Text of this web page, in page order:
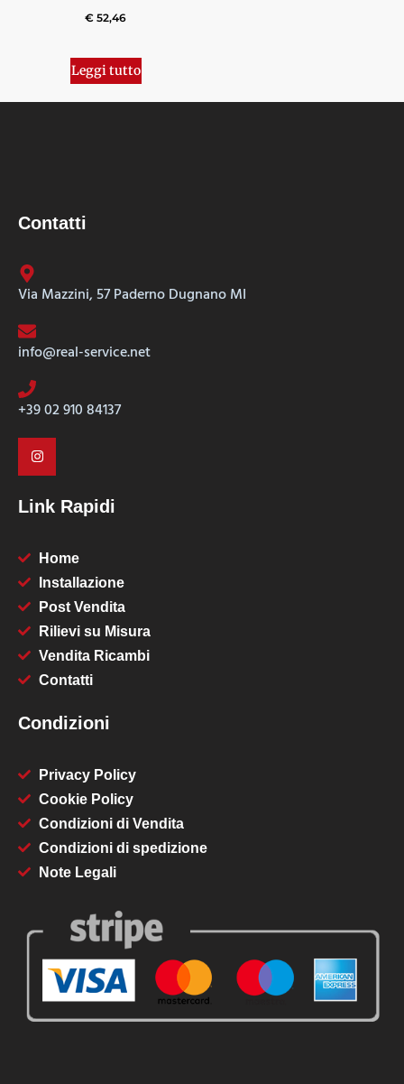
€ 52,46
Leggi tutto
Contatti
Via Mazzini, 57 Paderno Dugnano MI
info@real-service.net
+39 02 910 84137
Link Rapidi
Home
Installazione
Post Vendita
Rilievi su Misura
Vendita Ricambi
Contatti
Condizioni
Privacy Policy
Cookie Policy
Condizioni di Vendita
Condizioni di spedizione
Note Legali